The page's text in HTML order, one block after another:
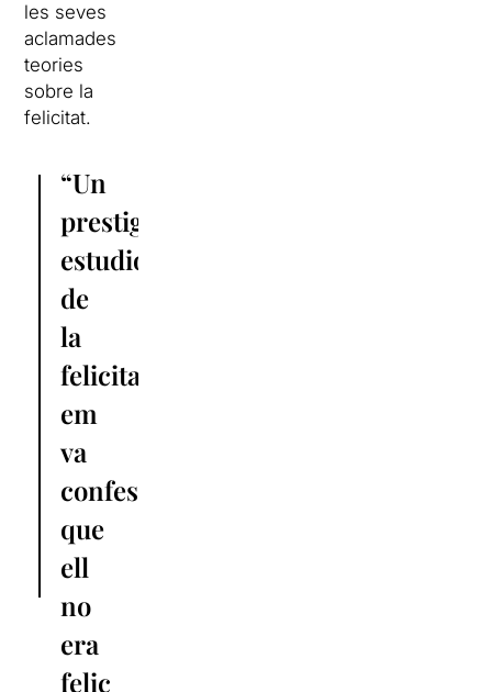
les seves
aclamades
teories
sobre la
felicitat.
“Un
prestigiós
estudiós
de
la
felicitat…
em
va
confessar
que
ell
no
era
feliç